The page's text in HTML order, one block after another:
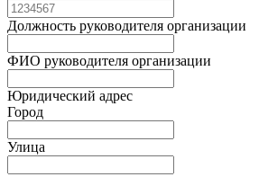
Должность руководителя организации
ФИО руководителя организации
Юридический адрес
Город
Улица